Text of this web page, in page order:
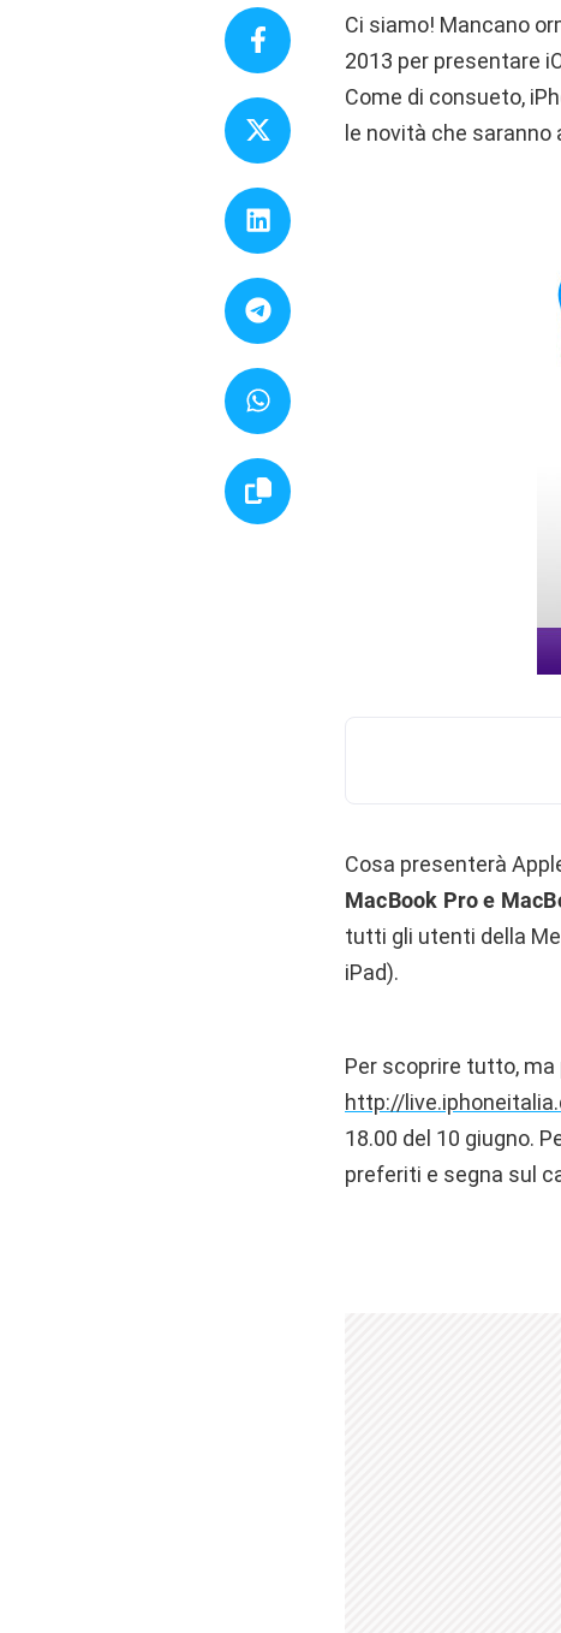
Ci siamo! Mancano
2013 per presentare
Come di consueto,
le novità che saranno
Cosa presenterà
MacBook Pro e
tutti gli utenti della
iPad).
Per scoprire tutto,
http://
18.00 del 10 giugno.
preferiti e segna sul